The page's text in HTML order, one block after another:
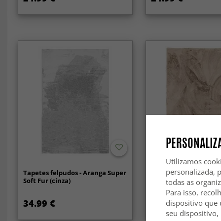
Tapetes felpudos - Aranga Super
Soft Fur (cinza)
34.99 €
Tapetes felpudos -
Soft (taupe)
39.99 €
Utilizamos
personalizada,
todas as
Para isso,
dispositivo que
seu